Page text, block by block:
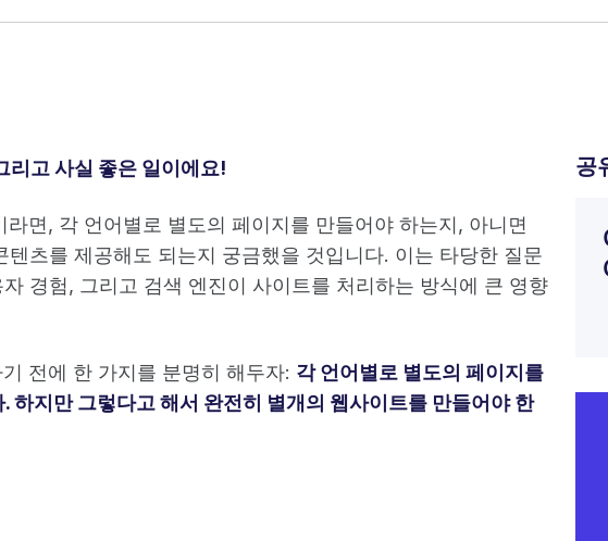
리고 사실 좋은 일이에요!
면, 각 언어별로 별도의 페이지를 만들어야 하는지, 아니면
텐츠를 제공해도 되는지 궁금했을 것입니다. 이는 타당한 질문
경험, 그리고 검색 엔진이 사이트를 처리하는 방식에 큰 영향
전에 한 가지를 분명히 해두자: 각 언어별로 별도의 페이지를
하지만 그렇다고 해서 완전히 별개의 웹사이트를 만들어야 한
공